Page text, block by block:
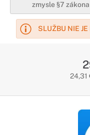
zmysle §7
SLUŽBU NIE
24,31